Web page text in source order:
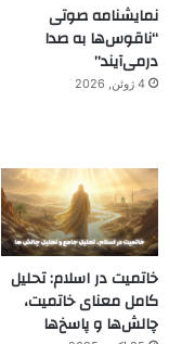
نمایشنامه صوتی
“ناقوس‌ها به صدا
در‌می‌آیند”
4 ژوئن, 2026
خاتمیت در اسلام: تحلیل
کامل معنای خاتمیت،
چالش‌ها و پاسخ‌ها